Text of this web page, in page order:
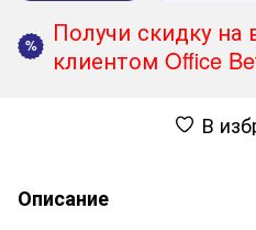
%
Получи скидку на
клиентом Office
В
Описание